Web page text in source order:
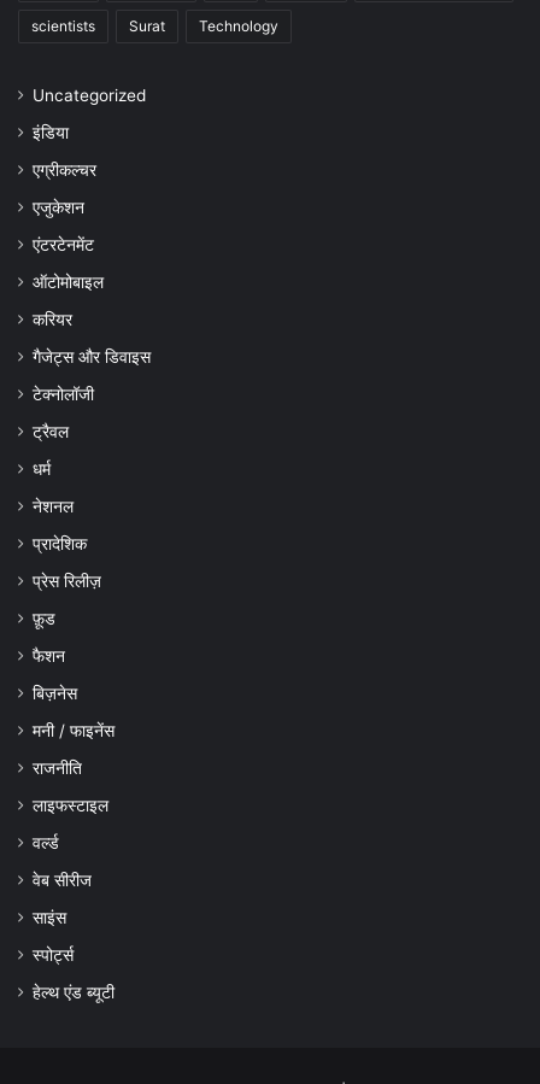
scientists Surat Technology
Uncategorized
इंडिया
एग्रीकल्चर
एजुकेशन
एंटरटेनमेंट
ऑटोमोबाइल
करियर
गैजेट्स और डिवाइस
टेक्नोलॉजी
ट्रैवल
धर्म
नेशनल
प्रादेशिक
प्रेस रिलीज़
फ़ूड
फैशन
बिज़नेस
मनी / फाइनेंस
राजनीति
लाइफस्टाइल
वर्ल्ड
वेब सीरीज
साइंस
स्पोर्ट्स
हेल्थ एंड ब्यूटी